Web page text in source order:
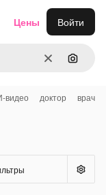
ОчиститьПоиск
Цены Войти
видео доктор врач